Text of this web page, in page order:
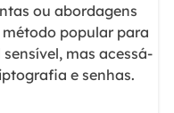
ou abordagens
popular para
mas acessá-
e senhas.